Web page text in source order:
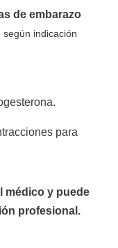
de embarazo
indicación
para
médico y puede
profesional.